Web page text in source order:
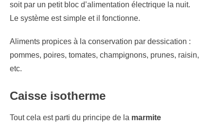
soit par un petit bloc d’alimentation électrique la nuit.
Le système est simple et il fonctionne.
Aliments propices à la conservation par dessication :
pommes, poires, tomates, champignons, prunes, raisin,
etc.
Caisse isotherme
Tout cela est parti du principe de la marmite